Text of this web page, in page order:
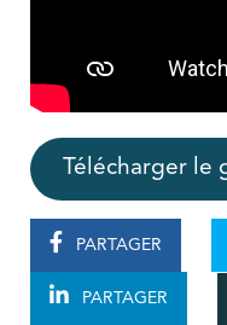
Télécharger le
PARTAGER
PARTAGER